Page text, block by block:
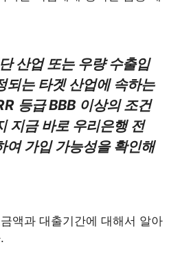
산업 또는 우량 수출입
되는 타겟 산업에 속하는
등급 BBB 이상의 조건
지금 바로 우리은행 전
여 가입 가능성을 확인해
액과 대출기간에 대해서 알아